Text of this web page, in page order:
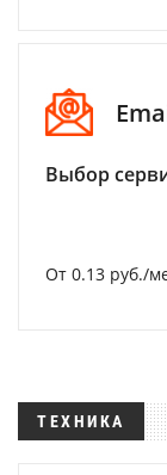
Выбор
От 0.13 руб./
ТЕХНИКА